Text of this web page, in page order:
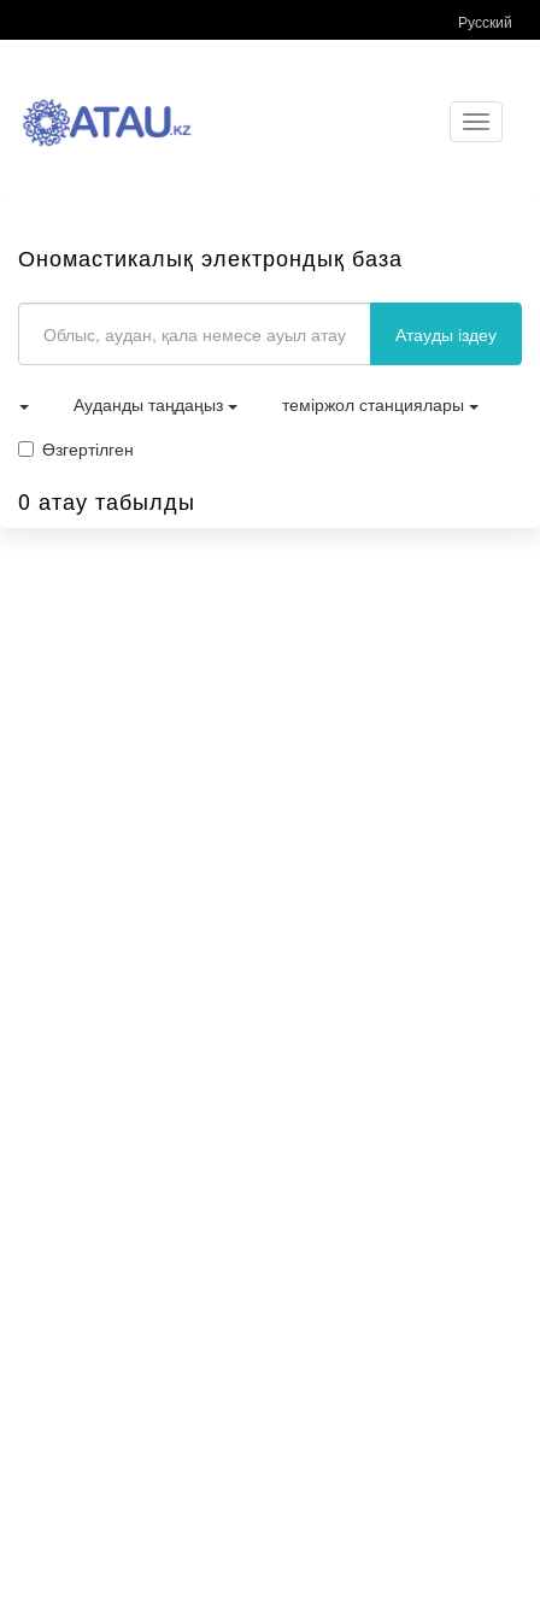
Русский
Toggle
Ономастикалық электрондық база
Атауды іздеу
Ауданды таңдаңыз
теміржол станциялары
Өзгертілген
0 атау табылды